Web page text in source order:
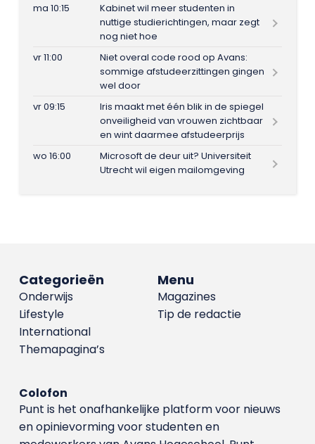
ma 10:15
Kabinet wil meer studenten in
nuttige studierichtingen, maar zegt
nog niet hoe
vr 11:00
Niet overal code rood op Avans:
sommige afstudeerzittingen gingen
wel door
vr 09:15
Iris maakt met één blik in de spiegel
onveiligheid van vrouwen zichtbaar
en wint daarmee afstudeerprijs
wo 16:00
Microsoft de deur uit? Universiteit
Utrecht wil eigen mailomgeving
Menu
Magazines
Tip de redactie
Categorieën
Onderwijs
Lifestyle
International
Themapagina’s
Colofon
Punt is het onafhankelijke platform voor nieuws
en opinievorming voor studenten en